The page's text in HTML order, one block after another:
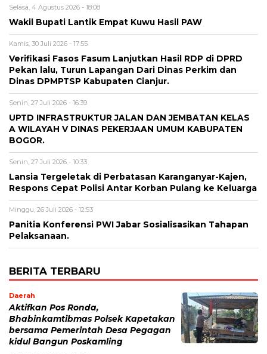
Selasa, 4 Agustus 2026 - 18:08
Wakil Bupati Lantik Empat Kuwu Hasil PAW
Kamis, 30 Juli 2026 - 17:55
Verifikasi Fasos Fasum Lanjutkan Hasil RDP di DPRD
Pekan lalu, Turun Lapangan Dari Dinas Perkim dan
Dinas DPMPTSP Kabupaten Cianjur.
Senin, 27 Juli 2026 - 16:39
UPTD INFRASTRUKTUR JALAN DAN JEMBATAN KELAS
A WILAYAH V DINAS PEKERJAAN UMUM KABUPATEN
BOGOR.
Senin, 27 Juli 2026 - 10:33
Lansia Tergeletak di Perbatasan Karanganyar-Kajen,
Respons Cepat Polisi Antar Korban Pulang ke Keluarga
Minggu, 26 Juli 2026 - 12:53
Panitia Konferensi PWI Jabar Sosialisasikan Tahapan
Pelaksanaan.
BERITA TERBARU
Daerah
Aktifkan Pos Ronda,
Bhabinkamtibmas Polsek Kapetakan
bersama Pemerintah Desa Pegagan
kidul Bangun Poskamling